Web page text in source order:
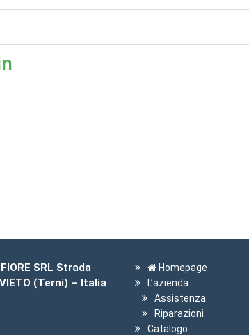
SRL Strada
(Terni) – Italia
Homepage
L’azienda
Assistenza
Riparazioni
Catalogo